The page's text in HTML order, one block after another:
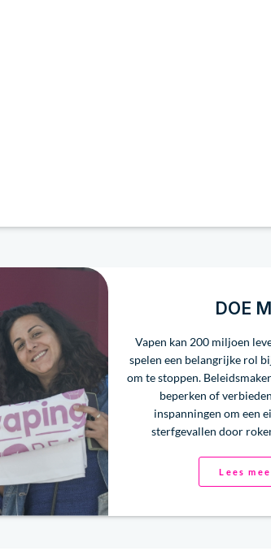
DOE
Vapen kan 200 miljoen
spelen een belangrijke rol
om te stoppen.
beperken of
inspanningen om een
sterfgevallen door
Lees